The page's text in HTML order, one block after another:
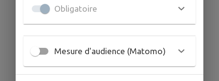
Tarification et conditions disponibles dans le
Réglement intérieur des ACM du 26 septembre
2023(PDF)
Dossier d'inscription aux ACM 2025 / 2026 (PDF)
Obligatoire
Mesure d'audience (Matomo)